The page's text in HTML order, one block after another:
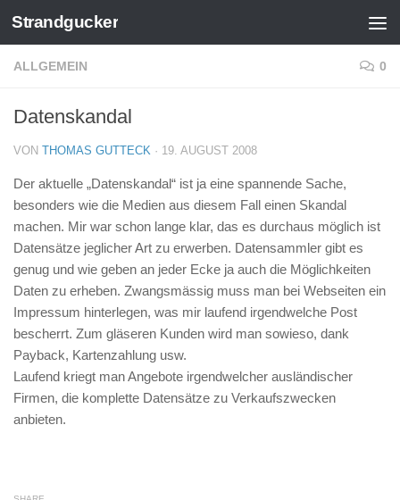
Zum Inhalt springen
Strandgucker
ALLGEMEIN 0
Datenskandal
VON THOMAS GUTTECK · 19. AUGUST 2008
Der aktuelle „Datenskandal“ ist ja eine spannende Sache,
besonders wie die Medien aus diesem Fall einen Skandal
machen. Mir war schon lange klar, das es durchaus möglich ist
Datensätze jeglicher Art zu erwerben. Datensammler gibt es
genug und wie geben an jeder Ecke ja auch die Möglichkeiten
Daten zu erheben. Zwangsmässig muss man bei Webseiten ein
Impressum hinterlegen, was mir laufend irgendwelche Post
bescherrt. Zum gläseren Kunden wird man sowieso, dank
Payback, Kartenzahlung usw.
Laufend kriegt man Angebote irgendwelcher ausländischer
Firmen, die komplette Datensätze zu Verkaufszwecken
anbieten.